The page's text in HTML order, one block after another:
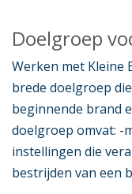
Doelgroep
Werken met Kleine
brede doelgroep
beginnende brand
doelgroep omvat: -
instellingen die
bestrijden van een